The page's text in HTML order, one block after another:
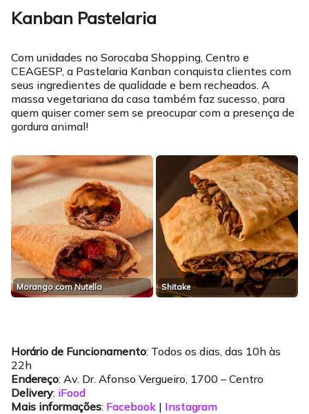
Kanban Pastelaria
Com unidades no Sorocaba Shopping, Centro e
CEAGESP, a Pastelaria Kanban conquista clientes com
seus ingredientes de qualidade e bem recheados. A
massa vegetariana da casa também faz sucesso, para
quem quiser comer sem se preocupar com a presença de
gordura animal!
Morango com Nutella Shitake
Horário de Funcionamento: Todos os dias, das 10h às
22h
Endereço: Av. Dr. Afonso Vergueiro, 1700 – Centro
Delivery: iFood
Mais informações: Facebook | Instagram